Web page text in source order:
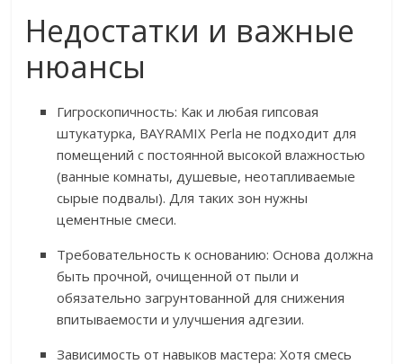
Недостатки и важные
нюансы
Гигроскопичность: Как и любая гипсовая
штукатурка, BAYRAMIX Perla не подходит для
помещений с постоянной высокой влажностью
(ванные комнаты, душевые, неотапливаемые
сырые подвалы). Для таких зон нужны
цементные смеси.
Требовательность к основанию: Основа должна
быть прочной, очищенной от пыли и
обязательно загрунтованной для снижения
впитываемости и улучшения адгезии.
Зависимость от навыков мастера: Хотя смесь